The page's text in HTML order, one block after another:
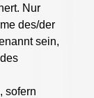
Nur
des/der
sein,
sofern